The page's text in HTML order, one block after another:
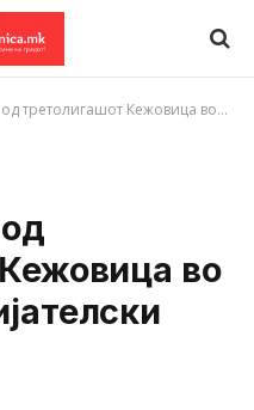
Кежовица во денешниот пријателски натпревар
во